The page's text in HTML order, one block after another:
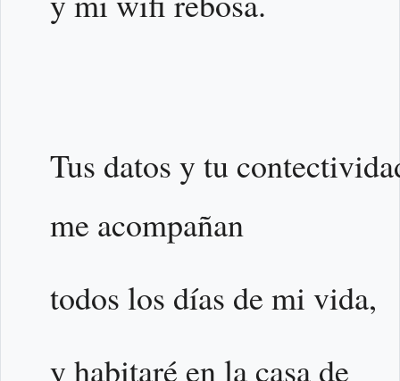
Tus datos y tu
me acompañan
todos los días de mi vida,
y habitaré en la casa de